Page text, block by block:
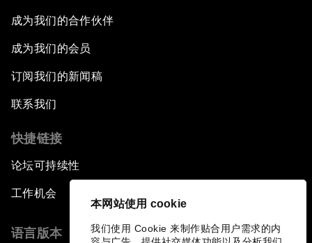
本网站使用 cookie
我们使用 Cookie 来制作贴合用户需求的内
成为我们的合作伙伴
成为我们的会员
订阅我们的新闻稿
联系我们
快捷链接
论坛可持续性
工作机会
语言版本